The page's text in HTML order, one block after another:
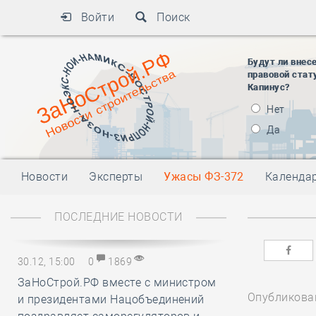
Войти Поиск
Будут ли
правовой
Капинус?
Нет
Да
Новости Эксперты Ужасы ФЗ-372
ПОСЛЕДНИЕ НОВОСТИ
30.12, 15:00 0 1869
ЗаНоСтрой.РФ вместе с министром
и президентами Нацобъединений